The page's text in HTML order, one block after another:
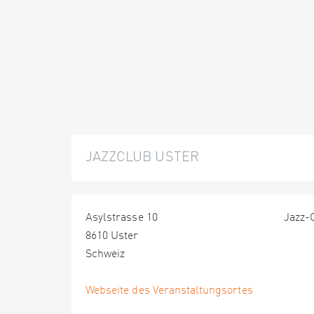
JAZZCLUB USTER
Asylstrasse 10
8610 Uster
Schweiz
Webseite des Veranstaltungsortes
Jazz-